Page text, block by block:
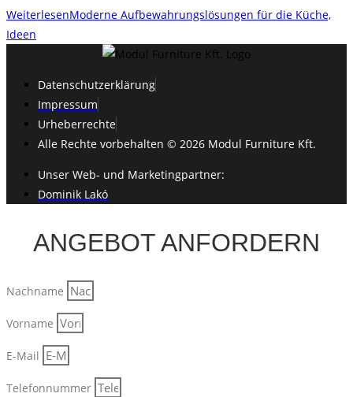
WeiterlesenModerne Aufbewahrungslösungen für die Küche,
Ideen
Datenschutzerklärung
Impressum
Urheberrechte
Alle Rechte vorbehalten © 2026 Modul Furniture Kft.
Unser Web- und Marketingpartner:
Dominik Lakó
ANGEBOT ANFORDERN
Nachname
Vorname
E-Mail
Telefonnummer